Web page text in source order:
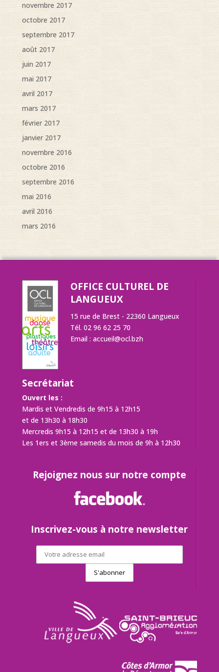
novembre 2017
octobre 2017
septembre 2017
août 2017
juin 2017
mai 2017
avril 2017
mars 2017
février 2017
janvier 2017
novembre 2016
octobre 2016
septembre 2016
mai 2016
avril 2016
mars 2016
OFFICE CULTUREL DE
LANGUEUX
15 rue de Brest - 22360 Langueux
Tél. 02 96 62 25 70
Email : accueil@ocl.bzh
Secrétariat
Ouvert les :
Mardis et Vendredis de 9h15 à 12h15
et de 13h30 à 18h30
Mercredis 9h15 à 12h15 et de 13h30 à 19h
Les 1ers et 3ème samedis du mois de 9h à 12h30
Rejoignez nous sur notre compte
Inscrivez-vous à notre newsletter